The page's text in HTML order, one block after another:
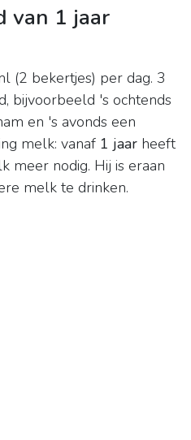
van 1 jaar
(2 bekertjes) per dag. 3
bijvoorbeeld 's ochtends
en 's avonds een
melk: vanaf 1 jaar heeft
meer nodig. Hij is eraan
melk te drinken.